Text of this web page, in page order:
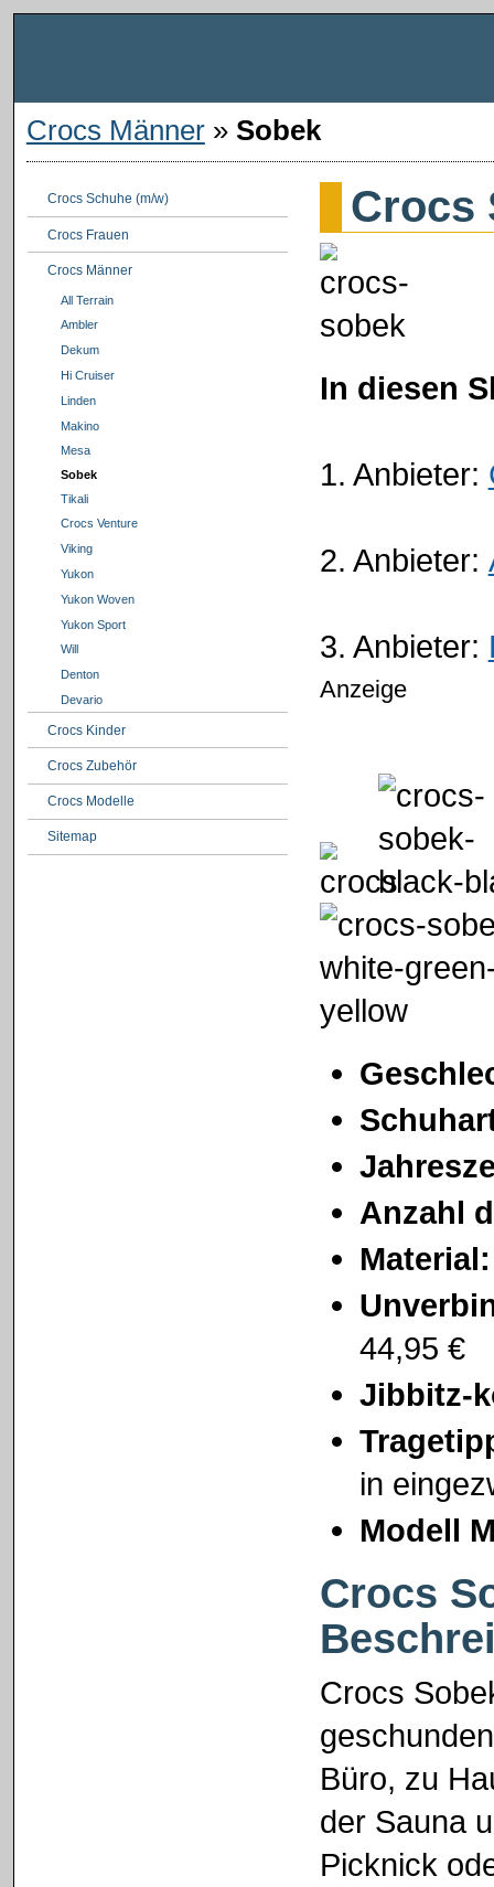
Crocs Männer» Sobek
Crocs Schuhe (m/w)
Crocs Frauen
Crocs Männer
All Terrain
Ambler
Dekum
Hi Cruiser
Linden
Makino
Mesa
Sobek
Tikali
Crocs Venture
Viking
Yukon
Yukon Woven
Yukon Sport
Will
Denton
Devario
Crocs Kinder
Crocs Zubehör
Crocs Modelle
Sitemap
Crocs
In diesen
1. Anbieter:
2. Anbieter:
3. Anbieter:
Anzeige
Anzahl
44,95 €
Jibbitz-
in
Modell
Crocs
Crocs
Büro, zu
der Sauna
Picknick